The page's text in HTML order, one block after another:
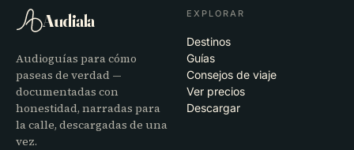
Audiala
Audioguías para cómo
paseas de verdad —
documentadas con
honestidad, narradas para
la calle, descargadas de una
vez.
EXPLORAR
Destinos
Guías
Consejos de viaje
Ver precios
Descargar